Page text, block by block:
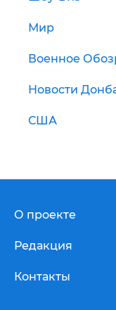
Мир
Военное
Новости
США
О проекте
Редакция
Контакты